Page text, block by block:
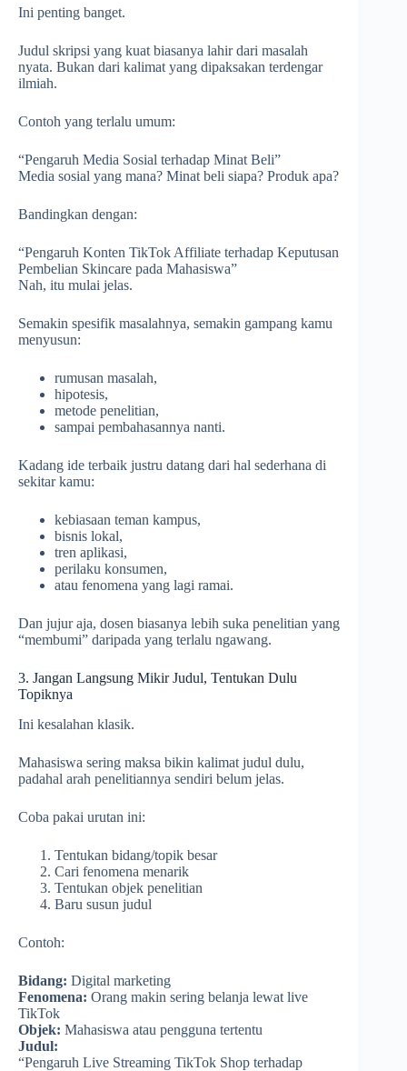
Ini penting banget.
Judul skripsi yang kuat biasanya lahir dari masalah
nyata. Bukan dari kalimat yang dipaksakan terdengar
ilmiah.
Contoh yang terlalu umum:
“Pengaruh Media Sosial terhadap Minat Beli”
Media sosial yang mana? Minat beli siapa? Produk apa?
Bandingkan dengan:
“Pengaruh Konten TikTok Affiliate terhadap Keputusan
Pembelian Skincare pada Mahasiswa”
Nah, itu mulai jelas.
Semakin spesifik masalahnya, semakin gampang kamu
menyusun:
rumusan masalah,
hipotesis,
metode penelitian,
sampai pembahasannya nanti.
Kadang ide terbaik justru datang dari hal sederhana di
sekitar kamu:
kebiasaan teman kampus,
bisnis lokal,
tren aplikasi,
perilaku konsumen,
atau fenomena yang lagi ramai.
Dan jujur aja, dosen biasanya lebih suka penelitian yang
“membumi” daripada yang terlalu ngawang.
3. Jangan Langsung Mikir Judul, Tentukan Dulu
Topiknya
Ini kesalahan klasik.
Mahasiswa sering maksa bikin kalimat judul dulu,
padahal arah penelitiannya sendiri belum jelas.
Coba pakai urutan ini:
Tentukan bidang/topik besar
Cari fenomena menarik
Tentukan objek penelitian
Baru susun judul
Contoh:
Bidang: Digital marketing
Fenomena: Orang makin sering belanja lewat live
TikTok
Objek: Mahasiswa atau pengguna tertentu
Judul:
“Pengaruh Live Streaming TikTok Shop terhadap